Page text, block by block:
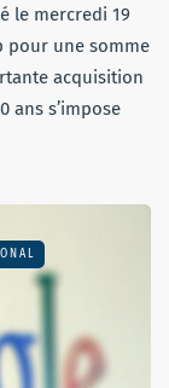
le mercredi 19
pour une somme
acquisition
ans s’impose